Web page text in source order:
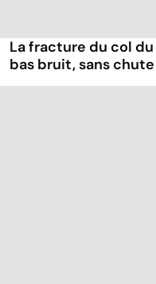
La fracture du col
bas bruit, sans chute